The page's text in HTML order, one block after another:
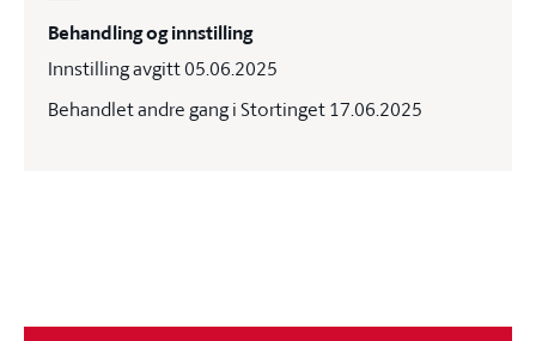
Behandling og innstilling
Innstilling avgitt 05.06.2025
Behandlet andre gang i Stortinget 17.06.2025